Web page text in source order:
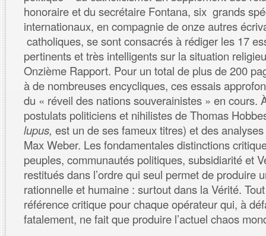
honoraire et du secrétaire Fontana, six grands
internationaux, en compagnie de onze autres
catholiques, se sont consacrés à rédiger les 17
pertinents et très intelligents sur la situation
Onzième Rapport. Pour un total de plus de 200
à de nombreuses encycliques, ces essais
du « réveil des nations souverainistes » en cours.
postulats politiciens et nihilistes de Thomas
lupus, est un de ses fameux titres) et des
Max Weber. Les fondamentales distinctions
peuples, communautés politiques, subsidiarité et
restitués dans l’ordre qui seul permet de produire
rationnelle et humaine : surtout dans la Vérité.
référence critique pour chaque opérateur qui, à
fatalement, ne fait que produire l’actuel chaos